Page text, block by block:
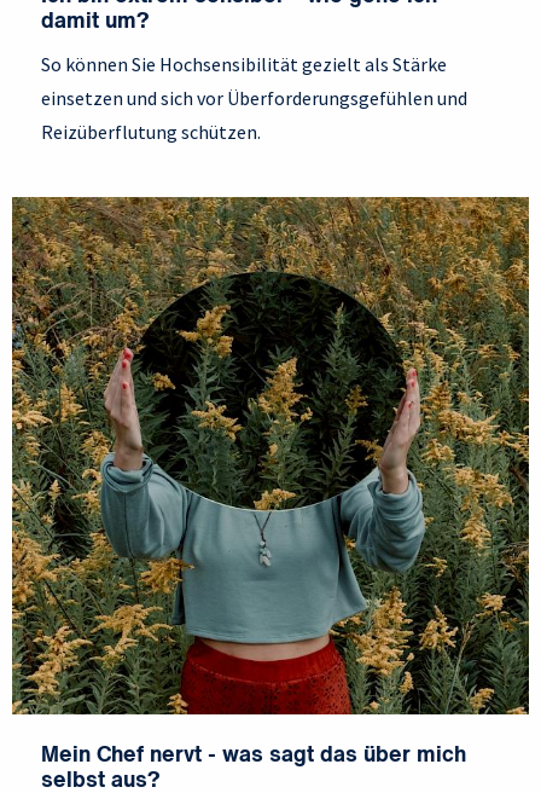
damit um?
So können Sie Hochsensibilität gezielt als Stärke
einsetzen und sich vor Überforderungsgefühlen und
Reizüberflutung schützen.
Mein Chef nervt - was sagt das über mich
selbst aus?